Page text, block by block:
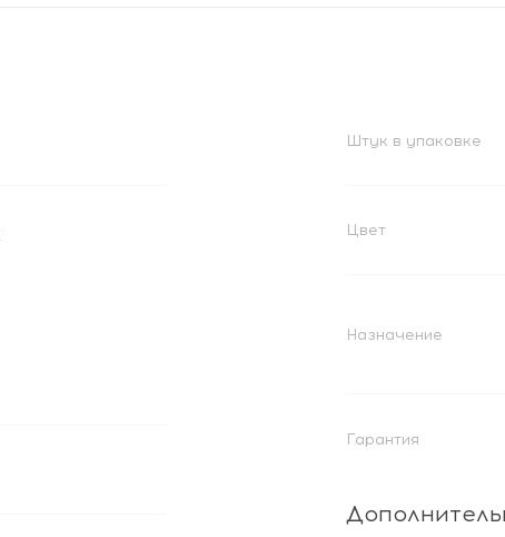
Штук в упаковке
Цвет
Назначение
Гарантия